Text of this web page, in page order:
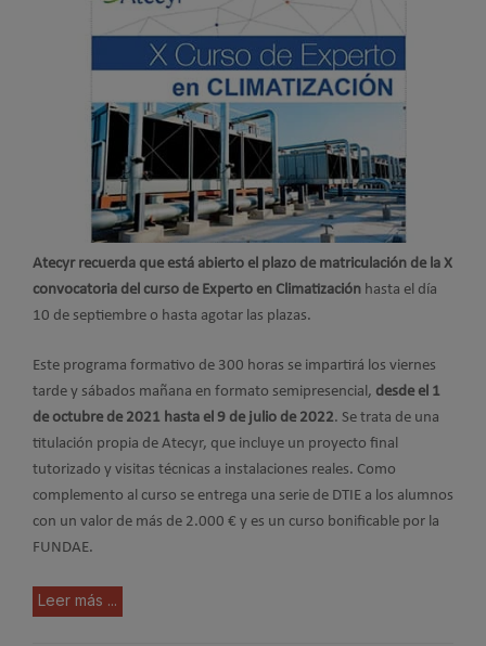
Atecyr recuerda que está abierto el plazo de matriculación de la X
convocatoria del curso de Experto en Climatización hasta el día
10 de septiembre o hasta agotar las plazas.
Este programa formativo de 300 horas se impartirá los viernes
tarde y sábados mañana en formato semipresencial, desde el 1
de octubre de 2021 hasta el 9 de julio de 2022. Se trata de una
titulación propia de Atecyr, que incluye un proyecto final
tutorizado y visitas técnicas a instalaciones reales. Como
complemento al curso se entrega una serie de DTIE a los alumnos
con un valor de más de 2.000 € y es un curso bonificable por la
FUNDAE.
Leer más ...